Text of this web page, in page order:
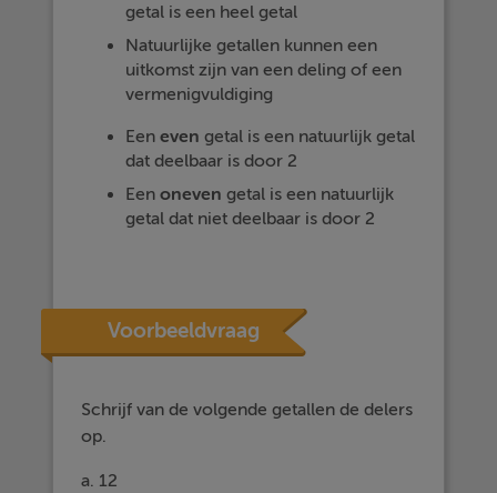
getal is een heel getal
Natuurlijke getallen kunnen een
uitkomst zijn van een deling of een
vermenigvuldiging
Eenevengetal is een natuurlijk getal
dat deelbaar is door 2
Eenonevengetal is een natuurlijk
getal dat niet deelbaar is door 2
Voorbeeldvraag
Schrijf van de volgende getallen de delers
op.
a. 12